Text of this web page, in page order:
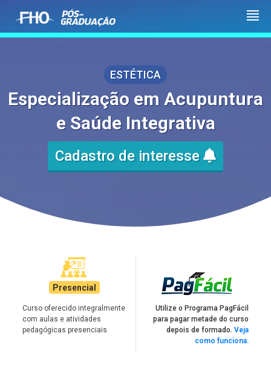
ESTÉTICA
Especialização em Acupuntura
e Saúde Integrativa
Cadastro de interesse
Presencial
Curso oferecido integralmente
com aulas e atividades
pedagógicas presenciais
Utilize o Programa PagFácil
para pagar metade do curso
depois de formado. Veja
como funciona.